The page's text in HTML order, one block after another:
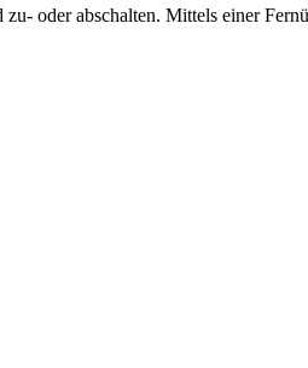
zu- oder abschalten. Mittels einer